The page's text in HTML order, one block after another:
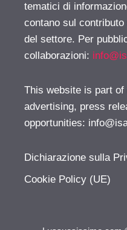
tematici di
contano sul
del settore. Per
collaborazioni:
This website is part
advertising, press
opportunities:
Dichiarazione sulla
Cookie Policy (UE)